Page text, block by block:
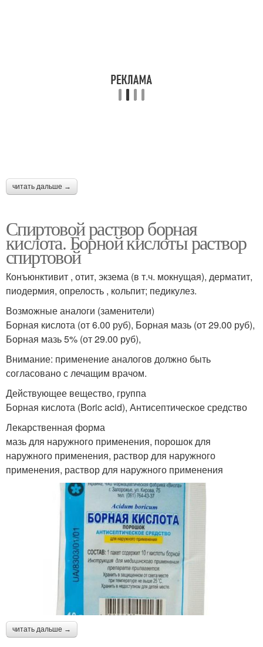
читать дальше →
Спиртовой раствор борная
кислота. Борной кислоты раствор
спиртовой
Конъюнктивит , отит, экзема (в т.ч. мокнущая), дерматит,
пиодермия, опрелость , кольпит; педикулез.
Возможные аналоги (заменители)
Борная кислота (от 6.00 руб), Борная мазь (от 29.00 руб),
Борная мазь 5% (от 29.00 руб),
Внимание: применение аналогов должно быть
согласовано с лечащим врачом.
Действующее вещество, группа
Борная кислота (Boric acid), Антисептическое средство
Лекарственная форма
мазь для наружного применения, порошок для
наружного применения, раствор для наружного
применения, раствор для наружного применения
читать дальше →